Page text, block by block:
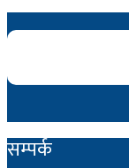
सम्पर्क